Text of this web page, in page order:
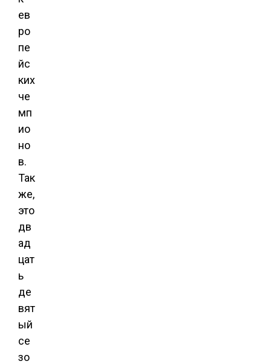
ев
ро
пе
йс
ких
че
мп
ио
но
в.
Так
же,
это
дв
ад
цат
ь
де
вят
ый
се
зо